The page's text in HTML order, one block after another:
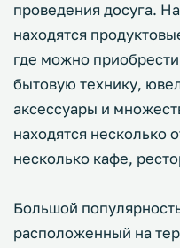
проведения досуга.
находятся
где можно
бытовую технику,
аксессуары и
находятся несколько
несколько кафе,
Большой
расположенный на